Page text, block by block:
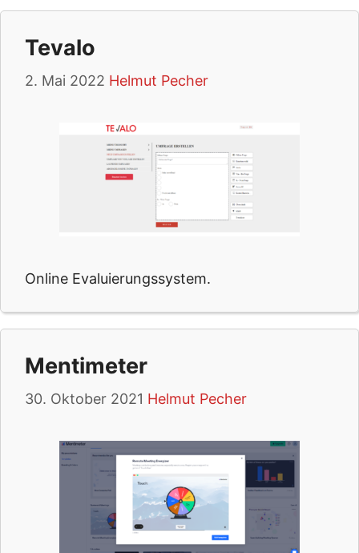
Tevalo
2. Mai 2022 Helmut Pecher
Online Evaluierungssystem.
Mentimeter
30. Oktober 2021 Helmut Pecher